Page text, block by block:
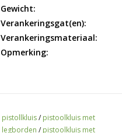
Gewicht:
Verankeringsgat(en):
Verankeringsmateriaal:
Opmerking:
pistollkluis/ pistoolkluis met
legborden / pistoolkluis met